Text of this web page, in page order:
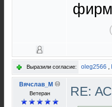
Выразили согласие: oleg2566 ,
Вячслав_М
Ветеран RE: